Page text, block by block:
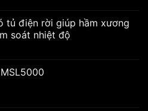
tủ điện rời giúp hầm xương
soát nhiệt độ